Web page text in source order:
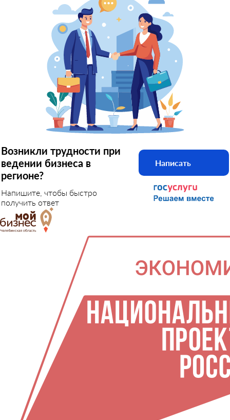
Возникли трудности при
ведении бизнеса в
регионе?
Напишите, чтобы быстро
получить ответ
Написать